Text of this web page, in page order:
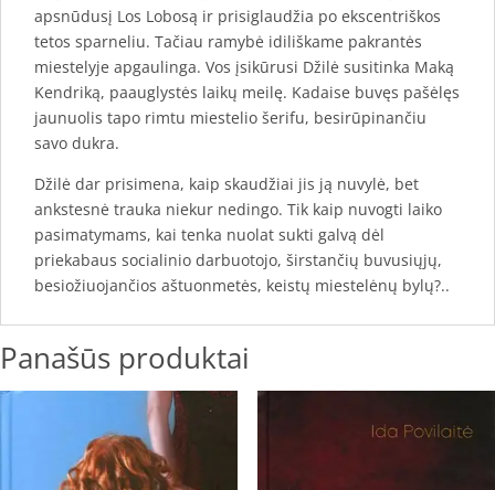
apsnūdusį Los Lobosą ir prisiglaudžia po ekscentriškos
tetos sparneliu. Tačiau ramybė idiliškame pakrantės
miestelyje apgaulinga. Vos įsikūrusi Džilė susitinka Maką
Kendriką, paauglystės laikų meilę. Kadaise buvęs pašėlęs
jaunuolis tapo rimtu miestelio šerifu, besirūpinančiu
savo dukra.
Džilė dar prisimena, kaip skaudžiai jis ją nuvylė, bet
ankstesnė trauka niekur nedingo. Tik kaip nuvogti laiko
pasimatymams, kai tenka nuolat sukti galvą dėl
priekabaus socialinio darbuotojo, širstančių buvusiųjų,
besiožiuojančios aštuonmetės, keistų miestelėnų bylų?..
Panašūs produktai